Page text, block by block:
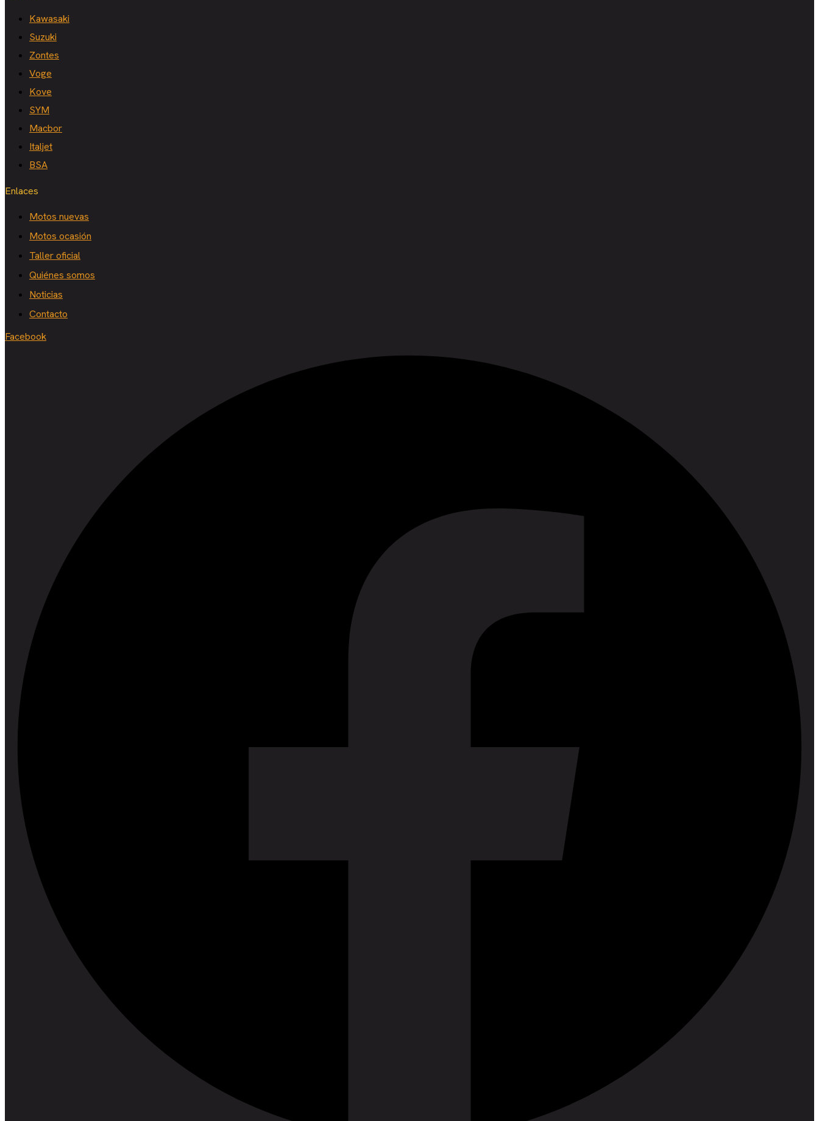
Kawasaki
Suzuki
Zontes
Voge
Kove
SYM
Macbor
Italjet
BSA
Enlaces
Motos nuevas
Motos ocasión
Taller oficial
Quiénes somos
Noticias
Contacto
Facebook